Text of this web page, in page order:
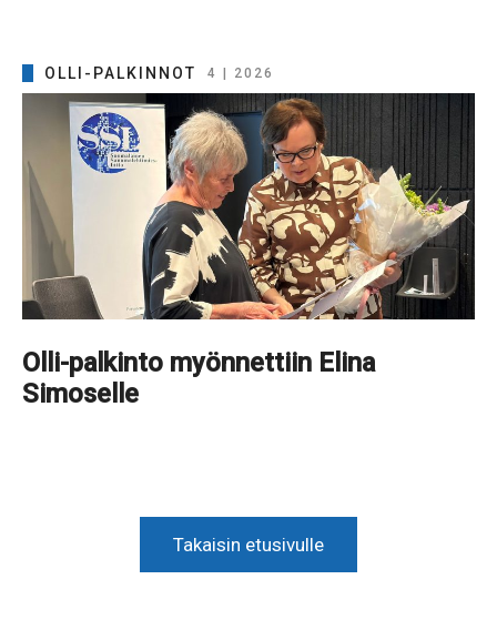
OLLI-PALKINNOT 4 | 2026
Olli-palkinto myönnettiin Elina
Simoselle
Takaisin etusivulle